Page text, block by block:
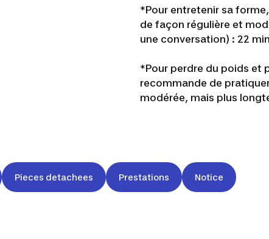
*Pour entretenir sa
de façon régulière et
une conversation) : 22
*Pour perdre du poids et
recommande de
modérée, mais plus
Pieces detachees Prestations Notice